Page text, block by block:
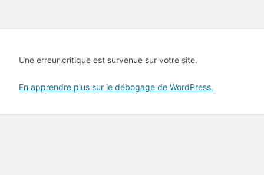
Une erreur critique est survenue sur votre site.
En apprendre plus sur le débogage de WordPress.